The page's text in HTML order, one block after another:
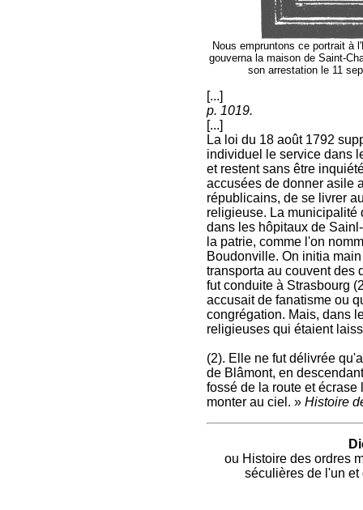
Nous empruntons ce portrait à
gouverna la maison de Saint-
son arrestation le 11
[...]
p. 1019.
[...]
La loi du 18 août 1792
individuel le service dans
et restent sans être
accusées de donner asile
républicains, de se livrer
religieuse. La municipalité
dans les hôpitaux de
la patrie, comme l'on
Boudonville. On initia
transporta au couvent des
fut conduite à Strasbourg
accusait de fanatisme ou
congrégation. Mais, dans
religieuses qui étaient
(2). Elle ne fut délivrée
de Blâmont, en
fossé de la route et
monter au ciel. » Histoire
ou Histoire des ordres
séculières de l'un et